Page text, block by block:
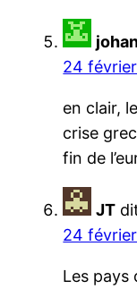
24
en clair,
crise
fin de
JT
24
Les pays